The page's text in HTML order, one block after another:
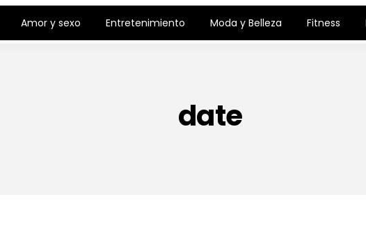
Amor y sexo Entretenimiento Moda y Belleza Fitness
date